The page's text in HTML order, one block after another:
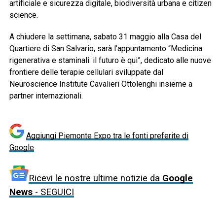
artificiale e sicurezza digitale, biodiversità urbana e citizen
science.
A chiudere la settimana, sabato 31 maggio alla Casa del
Quartiere di San Salvario, sarà l’appuntamento “Medicina
rigenerativa e staminali: il futuro è qui”, dedicato alle nuove
frontiere delle terapie cellulari sviluppate dal
Neuroscience Institute Cavalieri Ottolenghi insieme a
partner internazionali.
Aggiungi Piemonte Expo tra le fonti preferite di
Google
Ricevi le nostre ultime notizie da Google
News- SEGUICI